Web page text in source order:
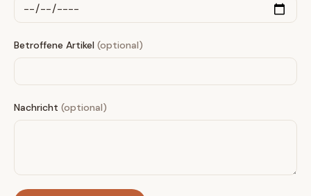
Betroffene Artikel (optional)
Nachricht (optional)